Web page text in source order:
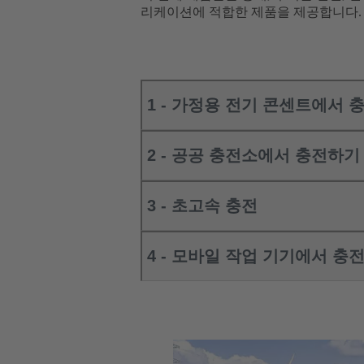
리케이션에 적합한 제품을 제공합니다.
1 - 가정용 전기 콘센트에서
2 - 공공 충전소에서 충전하기
3 - 초고속 충전
4 - 모바일 작업 기기에서 충전